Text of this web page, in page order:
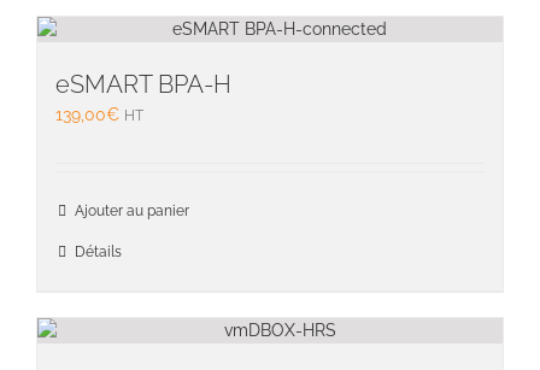
eSMART BPA-H
139,00€ HT
Ajouter au panier
Détails